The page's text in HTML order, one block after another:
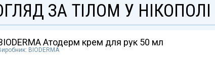
ЗА ТІЛОМ У НІКОПОЛІ
Атодерм крем для рук 50 мл
BIODERMA